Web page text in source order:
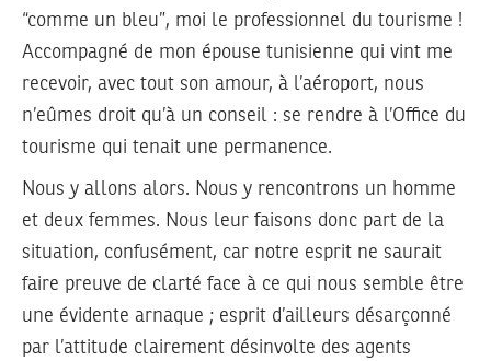
“comme un bleu”, moi le professionnel du tourisme !
Accompagné de mon épouse tunisienne qui vint me
recevoir, avec tout son amour, à l’aéroport, nous
n’eûmes droit qu’à un conseil : se rendre à l’Office du
tourisme qui tenait une permanence.
Nous y allons alors. Nous y rencontrons un homme
et deux femmes. Nous leur faisons donc part de la
situation, confusément, car notre esprit ne saurait
faire preuve de clarté face à ce qui nous semble être
une évidente arnaque ; esprit d’ailleurs désarçonné
par l’attitude clairement désinvolte des agents